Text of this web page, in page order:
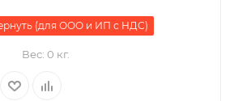
(для ООО и ИП с НДС)
Вес: 0 кг.